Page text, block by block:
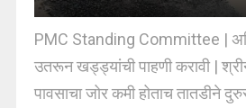
PMC Standing Committee |
उतरून खड्ड्यांची पाहणी करावी |
पावसाचा जोर कमी होताच तातडीने